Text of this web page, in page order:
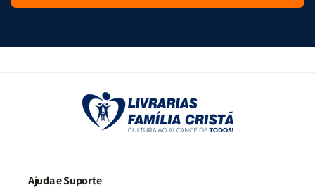
Ajuda e Suporte